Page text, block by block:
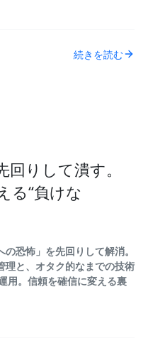
続きを読む
回りして潰す。
る“負けな
恐怖」を先回りして解消。
と、オタク的なまでの技術
用。信頼を確信に変える裏